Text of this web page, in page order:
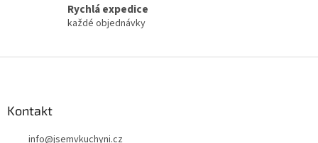
Rychlá expedice
každé objednávky
Kontakt
info@jsemvkuchyni.cz